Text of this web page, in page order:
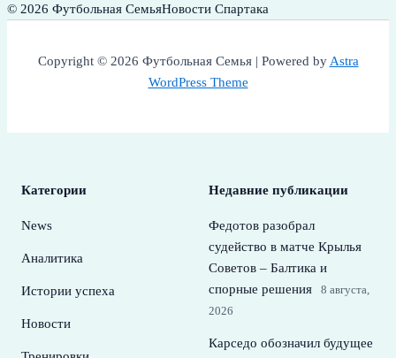
© 2026 Футбольная СемьяНовости Спартака
Copyright © 2026 Футбольная Семья | Powered byAstra
WordPress Theme
Категории
News
Аналитика
Истории успеха
Новости
Недавние публикации
Федотов разобрал
судейство в матче Крылья
Советов – Балтика и
спорные решения
8 августа,
2026
Карседо обозначил будущее